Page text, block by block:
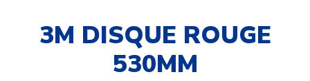
3M DISQUE ROUGE
530MM